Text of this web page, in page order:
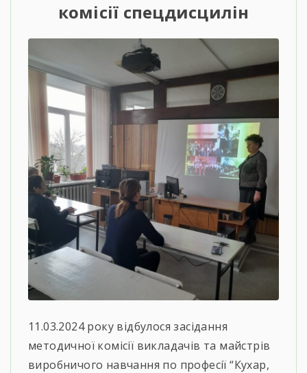
комісії спецдисцилін
11.03.2024 року відбулося засідання
методичної комісії викладачів та майстрів
виробничого навчання по професії “Кухар,